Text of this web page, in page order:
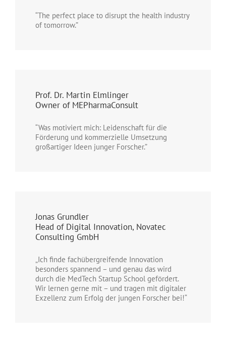
“The perfect place to disrupt the health industry
of tomorrow.”
Prof. Dr. Martin Elmlinger
Owner of MEPharmaConsult
“Was motiviert mich: Leidenschaft für die
Förderung und kommerzielle Umsetzung
großartiger Ideen junger Forscher.”
Jonas Grundler
Head of Digital Innovation, Novatec
Consulting GmbH
„Ich finde fachübergreifende Innovation
besonders spannend – und genau das wird
durch die MedTech Startup School gefördert.
Wir lernen gerne mit – und tragen mit digitaler
Exzellenz zum Erfolg der jungen Forscher bei!“